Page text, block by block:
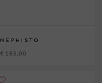
MEPHISTO
€ 185,00